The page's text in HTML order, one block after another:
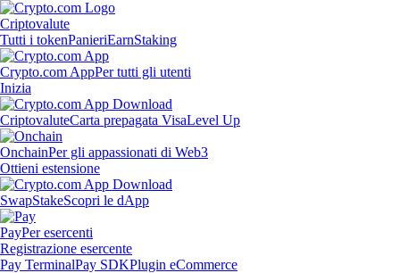
Criptovalute
Tutti i tokenPanieriEarnStaking
Crypto.com AppPer tutti gli utenti
Inizia
CriptovaluteCarta prepagata VisaLevel Up
OnchainPer gli appassionati di Web3
Ottieni estensione
SwapStakeScopri le dApp
PayPer esercenti
Registrazione esercente
Pay TerminalPay SDKPlugin eCommerce